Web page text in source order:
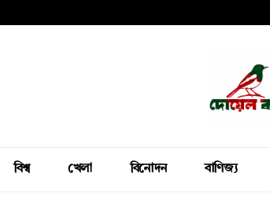
বিশ্ব খেলা বিনোদন বাণিজ্য